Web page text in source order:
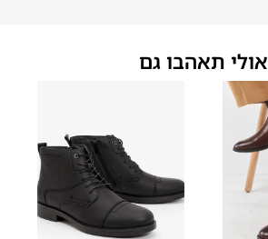
אולי תאהבו גם